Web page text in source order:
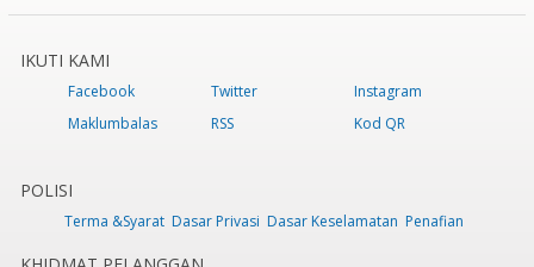
IKUTI KAMI
Facebook Twitter
Instagram
Maklumbalas
RSS Kod QR
POLISI
Terma &Syarat Dasar Privasi Dasar Keselamatan Penafian